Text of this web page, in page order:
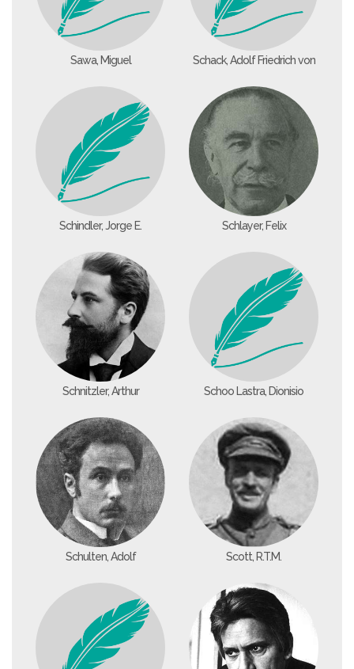
Sawa, Miguel Schack, Adolf Friedrich von
Schindler, Jorge E. Schlayer, Felix
Schnitzler, Arthur Schoo Lastra, Dionisio
Schulten, Adolf Scott, R.T.M.